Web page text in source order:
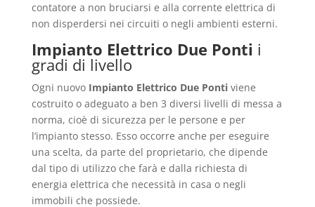
contatore a non bruciarsi e alla corrente elettrica di
non disperdersi nei circuiti o negli ambienti esterni.
Impianto Elettrico Due Ponti i
gradi di livello
Ogni nuovo Impianto Elettrico Due Pontiviene
costruito o adeguato a ben 3 diversi livelli di messa a
norma, cioè di sicurezza per le persone e per
l’impianto stesso. Esso occorre anche per eseguire
una scelta, da parte del proprietario, che dipende
dal tipo di utilizzo che farà e dalla richiesta di
energia elettrica che necessità in casa o negli
immobili che possiede.